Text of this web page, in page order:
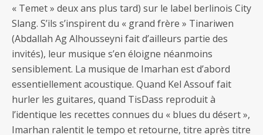
« Temet » deux ans plus tard) sur le label berlinois City
Slang. S’ils s’inspirent du « grand frère » Tinariwen
(Abdallah Ag Alhousseyni fait d’ailleurs partie des
invités), leur musique s’en éloigne néanmoins
sensiblement. La musique de Imarhan est d’abord
essentiellement acoustique. Quand Kel Assouf fait
hurler les guitares, quand TisDass reproduit à
l’identique les recettes connues du « blues du désert »,
Imarhan ralentit le tempo et retourne, titre après titre